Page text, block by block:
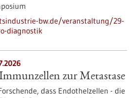
bw.de/veranstaltung/29-
diagnostik
zur Metastase
dass Endothelzellen - die